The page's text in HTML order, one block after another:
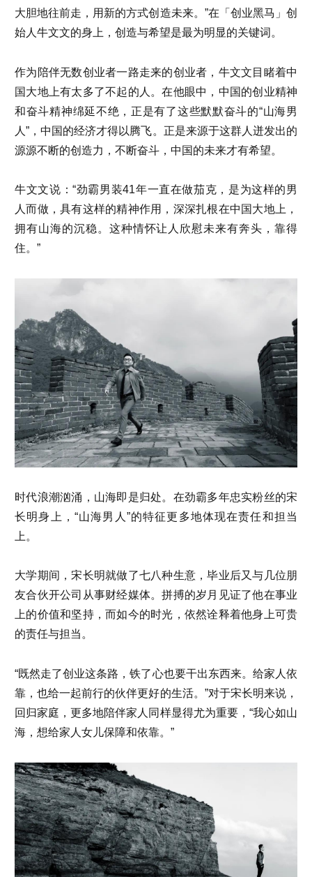
大胆地往前走，用新的方式创造未来。”在「创业黑马」创
始人牛文文的身上，创造与希望是最为明显的关键词。
作为陪伴无数创业者一路走来的创业者，牛文文目睹着中
国大地上有太多了不起的人。在他眼中，中国的创业精神
和奋斗精神绵延不绝，正是有了这些默默奋斗的“山海男
人”，中国的经济才得以腾飞。正是来源于这群人迸发出的
源源不断的创造力，不断奋斗，中国的未来才有希望。
牛文文说：“劲霸男装41年一直在做茄克，是为这样的男
人而做，具有这样的精神作用，深深扎根在中国大地上，
拥有山海的沉稳。这种情怀让人欣慰未来有奔头，靠得
住。”
时代浪潮汹涌，山海即是归处。在劲霸多年忠实粉丝的宋
长明身上，“山海男人”的特征更多地体现在责任和担当
上。
大学期间，宋长明就做了七八种生意，毕业后又与几位朋
友合伙开公司从事财经媒体。拼搏的岁月见证了他在事业
上的价值和坚持，而如今的时光，依然诠释着他身上可贵
的责任与担当。
“既然走了创业这条路，铁了心也要干出东西来。给家人依
靠，也给一起前行的伙伴更好的生活。”对于宋长明来说，
回归家庭，更多地陪伴家人同样显得尤为重要，“我心如山
海，想给家人女儿保障和依靠。”